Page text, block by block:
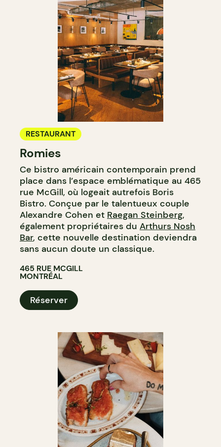
RESTAURANT
Romies
Ce bistro américain contemporain prend
place dans l’espace emblématique au 465
rue McGill, où logeait autrefois Boris
Bistro. Conçue par le talentueux couple
Alexandre Cohen et Raegan Steinberg,
également propriétaires du Arthurs Nosh
Bar, cette nouvelle destination deviendra
sans aucun doute un classique.
465 RUE MCGILL
MONTRÉAL
Réserver